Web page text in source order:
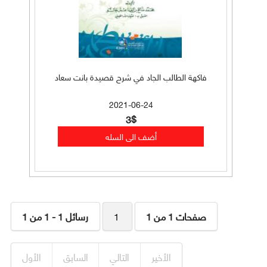
فاكهة الطالب الجاد في شرح قصيدة بانت سعاد
2021-06-24
3$
رسائل 1 - 1 من 1 1 صفحات 1 من 1
الأول السابق التالي الأخير